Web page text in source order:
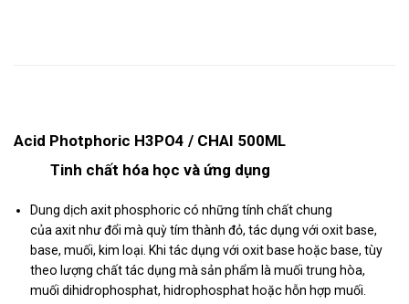
Acid Photphoric H3PO4 / CHAI 500ML
Tinh chất hóa học và ứng dụng
Dung dịch axit phosphoric có những tính chất chung
của axit như đổi mà quỳ tím thành đỏ, tác dụng với oxit base,
base, muối, kim loại. Khi tác dụng với oxit base hoặc base, tùy
theo lượng chất tác dụng mà sản phẩm là muối trung hòa,
muối dihidrophosphat, hidrophosphat hoặc hỗn hợp muối.